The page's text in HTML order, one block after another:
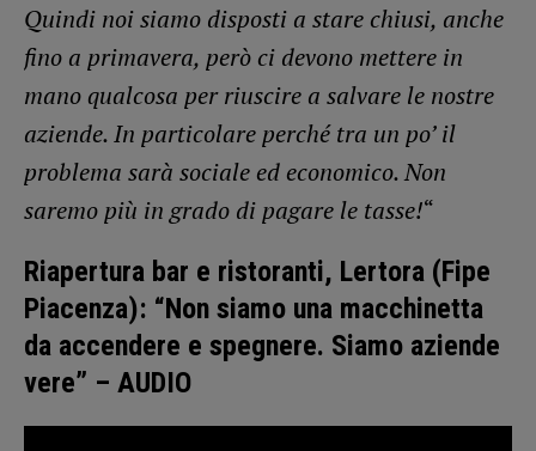
Quindi noi siamo disposti a stare chiusi, anche
fino a primavera, però ci devono mettere in
mano qualcosa per riuscire a salvare le nostre
aziende. In particolare perché tra un po’ il
problema sarà sociale ed economico. Non
saremo più in grado di pagare le tasse!“
Riapertura bar e ristoranti, Lertora (Fipe
Piacenza): “Non siamo una macchinetta
da accendere e spegnere. Siamo aziende
vere” – AUDIO